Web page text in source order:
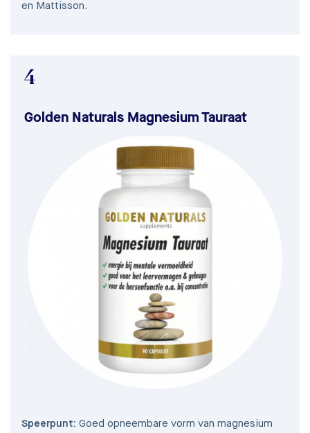
en Mattisson.
4
Golden Naturals Magnesium Tauraat
Speerpunt: Goed opneembare vorm van magnesium